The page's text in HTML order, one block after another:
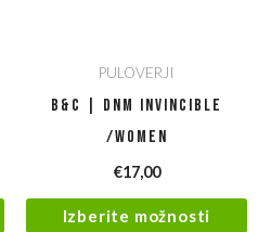
PULOVERJI
B&C | DNM Invincible
/women
€17,00
Izberite možnosti